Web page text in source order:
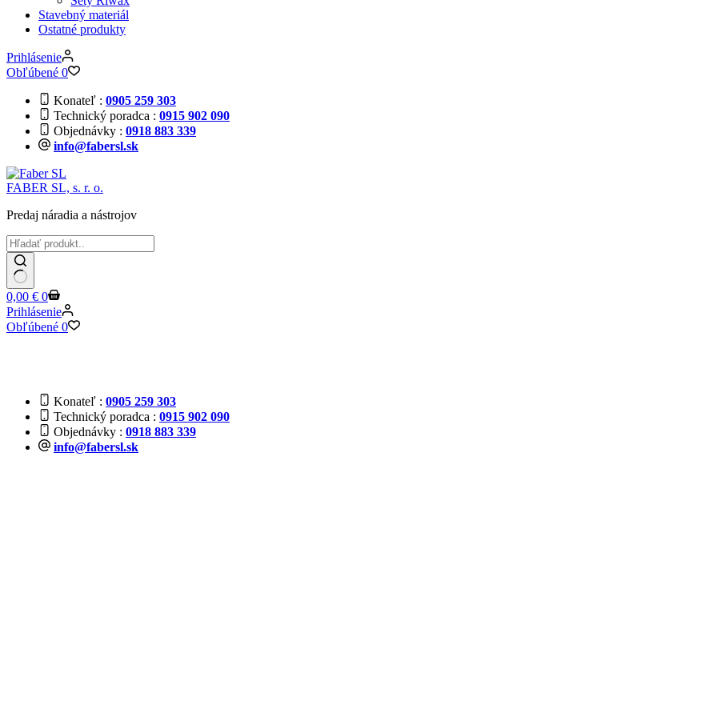
Stavebný materiál
Ostatné produkty
Prihlásenie
Obľúbené 0
Konateľ
0905 259 303
Technický poradca
0915 902 090
Objednávky
0918 883 339
info@fabersl.sk
FABER SL, s. r. o.
Predaj náradia a nástrojov
Žiadne
výsledky
Shopping
cart
0,00 € 0
Prihlásenie
Obľúbené 0
Konateľ
0905 259 303
Technický poradca
0915 902 090
Objednávky
0918 883 339
info@fabersl.sk